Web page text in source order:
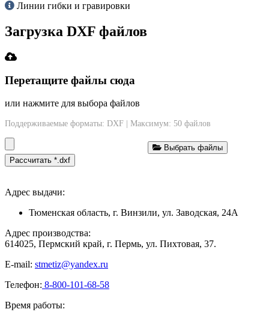
Линии гибки и гравировки
Загрузка DXF файлов
Перетащите файлы сюда
или нажмите для выбора файлов
Поддерживаемые форматы: DXF | Максимум: 50 файлов
Выбрать файлы
Рассчитать *.dxf
Адрес выдачи:
Тюменская область, г. Винзили, ул. Заводская, 24А
Адрес производства:
614025, Пермский край, г. Пермь, ул. Пихтовая, 37.
E-mail: stmetiz@yandex.ru
Телефон: 8-800-101-68-58
Время работы: